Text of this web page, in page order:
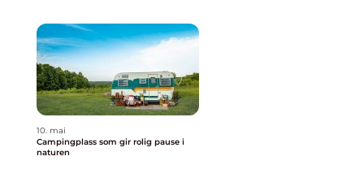
10. mai
Campingplass som gir rolig pause i
naturen